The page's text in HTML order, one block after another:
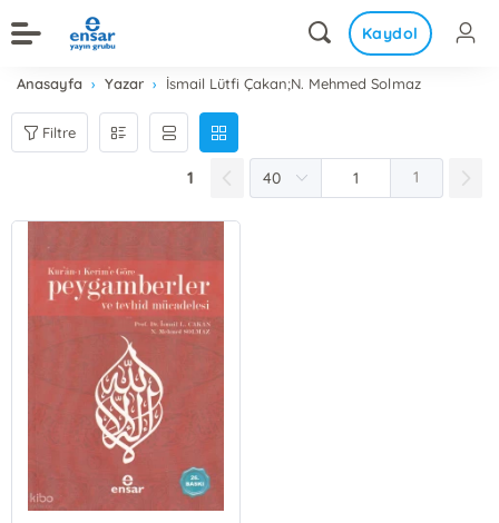
Kaydol
Anasayfa Yazar İsmail Lütfi Çakan;N. Mehmed Solmaz
Filtre
1 1